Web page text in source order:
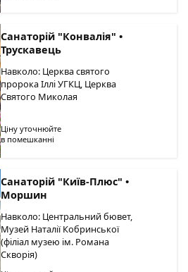
Санаторій "Конвалія" •
Трускавець
Навколо: Церква святого
пророка Іллі УГКЦ, Церква
Святого Миколая
Ціну уточнюйте
в помешканні
Санаторій "Київ-Плюс" •
Моршин
Навколо: Центральний бювет,
Музей Наталії Кобринської
(філіал музею ім. Романа
Скворія)